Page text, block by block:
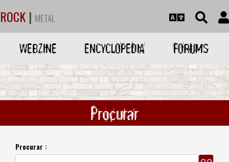
ROCK | METAL
WEBZINE ENCYCLOPEDIA FORUMS
Procurar
Procurar :